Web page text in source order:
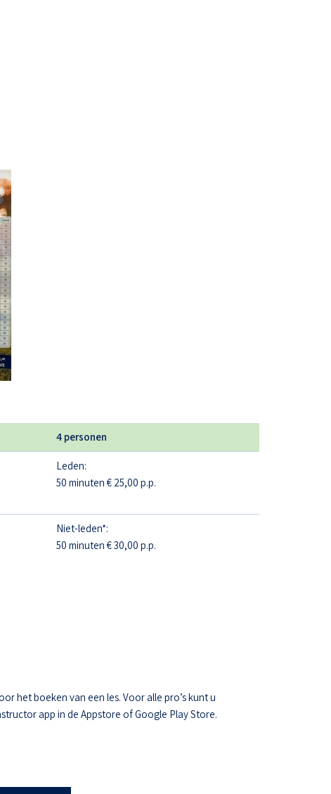
4 personen
Leden:
50 minuten € 25,00 p.p.
Niet-leden*:
50 minuten € 30,00 p.p.
het boeken van een les. Voor alle pro’s kunt u
app in de Appstore of Google Play Store.